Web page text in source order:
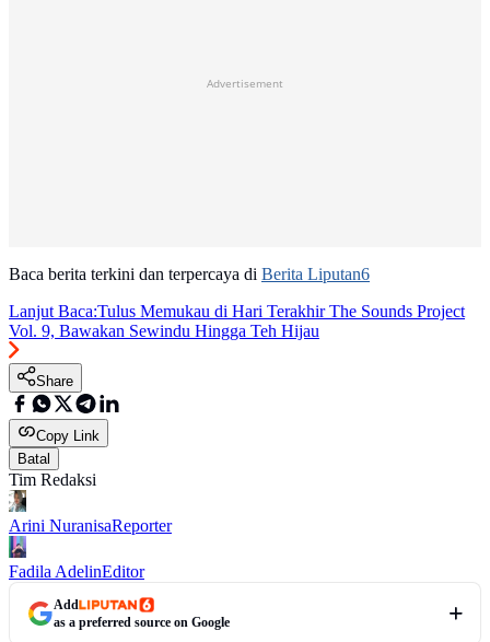
Advertisement
Baca berita terkini dan terpercaya di Berita Liputan6
Lanjut Baca:Tulus Memukau di Hari Terakhir The Sounds Project
Vol. 9, Bawakan Sewindu Hingga Teh Hijau
Share
Copy Link
Batal
Tim Redaksi
Arini NuranisaReporter
Fadila AdelinEditor
Add
as a preferred source on Google